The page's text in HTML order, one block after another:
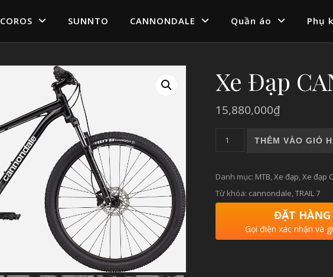
COROS SUNNTO CANNONDALE Quần áo Phụ
Xe Đạp
15,880,000₫
Xe Đạp CANNONDALE
THÊM VÀO GIỎ
Danh mục: MTB,Xe đạp,Xe đạp
Từ khóa: cannondale,TRAIL 7
ĐẶT HÀNG
Gọi điện xác nhận và